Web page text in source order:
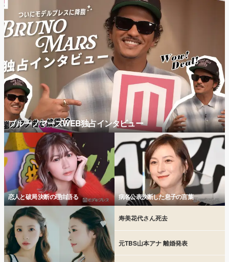
ブルーノマーズWEB独占インタビュー
恋人と破局 決断の理由語る 病名公表決断した息子の言葉
寿美花代さん死去
元TBS山本アナ 離婚発表